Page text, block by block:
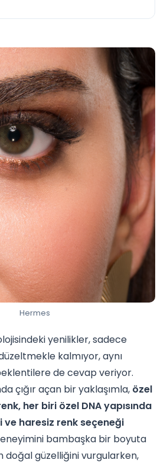
Hermes
yenilikler, sadece
kalmıyor, aynı
de cevap veriyor.
çığır açan bir yaklaşımla, özel
her biri özel DNA yapısında
ve haresiz renk seçeneği
bambaşka bir boyuta
doğal güzelliğini vurgularken,